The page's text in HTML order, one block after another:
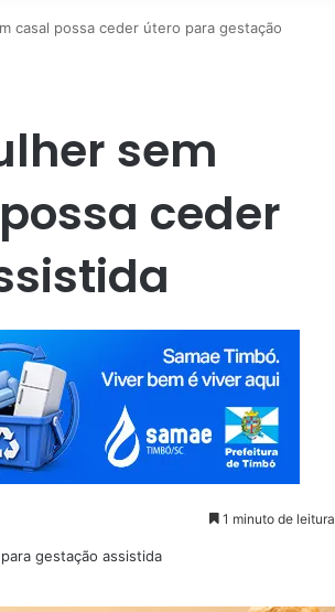
casal possa ceder útero para gestação
sem
ceder
1 minuto de leitura